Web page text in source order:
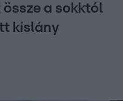
a sokktól
kislány